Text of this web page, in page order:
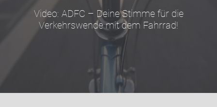
Video: ADFC – Deine Stimme für die
Verkehrswende mit dem Fahrrad!